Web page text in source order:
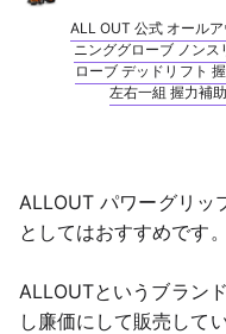
ALL OUT 公式 オール
ニンググローブ ノン
ローブ デッドリフト
左右一組 握力補
ALLOUT パワーグリッ
としてはおすすめです。
ALLOUTというブラン
し廉価にして販売して